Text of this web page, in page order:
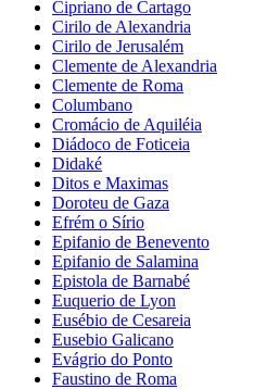
Cipriano de Cartago
Cirilo de Alexandria
Cirilo de Jerusalém
Clemente de Alexandria
Clemente de Roma
Columbano
Cromácio de Aquiléia
Diádoco de Foticeia
Didaké
Ditos e Maximas
Doroteu de Gaza
Efrém o Sírio
Epifanio de Benevento
Epifanio de Salamina
Epistola de Barnabé
Euquerio de Lyon
Eusébio de Cesareia
Eusebio Galicano
Evágrio do Ponto
Faustino de Roma